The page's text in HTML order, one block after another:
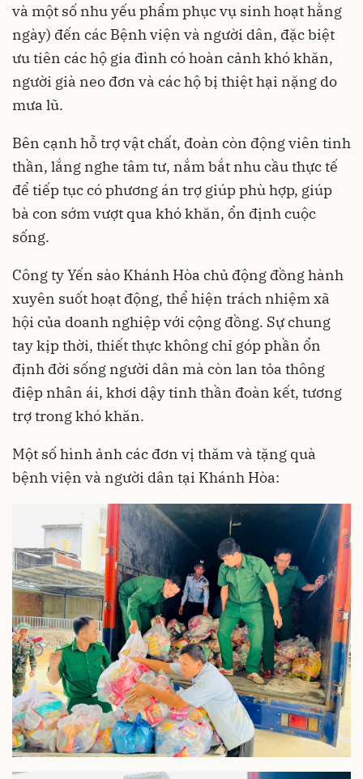
và một số nhu yếu phẩm phục vụ sinh hoạt hằng
ngày) đến các Bệnh viện và người dân, đặc biệt
ưu tiên các hộ gia đình có hoàn cảnh khó khăn,
người già neo đơn và các hộ bị thiệt hại nặng do
mưa lũ.
Bên cạnh hỗ trợ vật chất, đoàn còn động viên tinh
thần, lắng nghe tâm tư, nắm bắt nhu cầu thực tế
để tiếp tục có phương án trợ giúp phù hợp, giúp
bà con sớm vượt qua khó khăn, ổn định cuộc
sống.
Công ty Yến sào Khánh Hòa chủ động đồng hành
xuyên suốt hoạt động, thể hiện trách nhiệm xã
hội của doanh nghiệp với cộng đồng. Sự chung
tay kịp thời, thiết thực không chỉ góp phần ổn
định đời sống người dân mà còn lan tỏa thông
điệp nhân ái, khơi dậy tinh thần đoàn kết, tương
trợ trong khó khăn.
Một số hình ảnh các đơn vị thăm và tặng quà
bệnh viện và người dân tại Khánh Hòa: